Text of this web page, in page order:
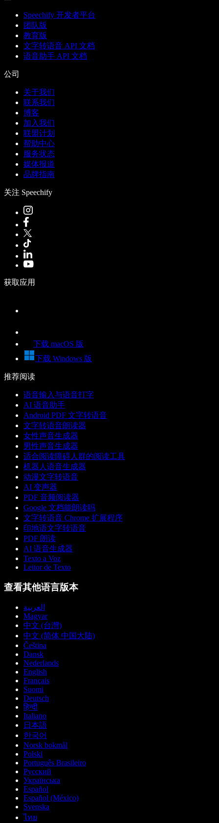
Speechify 开发者平台
团队版
教育版
文字转语音 API 文档
语音助手 API 文档
公司
关于我们
联系我们
博客
加入我们
联盟计划
帮助中心
服务状态
媒体报道
品牌指南
关注 Speechify
获取应用
下载 macOS 版
下载 Windows 版
推荐阅读
语音输入与语音打字
AI 语音助手
Android PDF 文字转语音
文字转语音朗读器
女性声音生成器
男性声音生成器
适合阅读障碍人群的阅读工具
机器人语音生成器
动漫文字转语音
AI 变声器
PDF 音频阅读器
Google 文档能朗读吗
文字转语音 Chrome 扩展程序
印地语文字转语音
PDF 朗读
AI 语音生成器
Texto a Voz
Leitor de Texto
查看其他语言版本
العربية
Magyar
中文 (台灣)
中文 (简体 中国大陆)
Čeština
Dansk
Nederlands
English
Français
Suomi
Deutsch
हिन्दी
Italiano
日本語
한국어
Norsk bokmål
Polski
Português Brasileiro
Русский
Українська
Español
Español (México)
Svenska
ไทย